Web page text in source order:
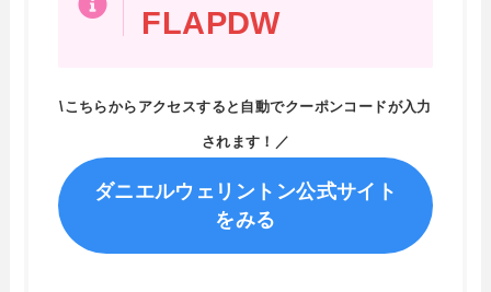
FLAPDW
\こちらからアクセスすると自動でクーポンコードが入力
されます！／
ダニエルウェリントン公式サイト
をみる